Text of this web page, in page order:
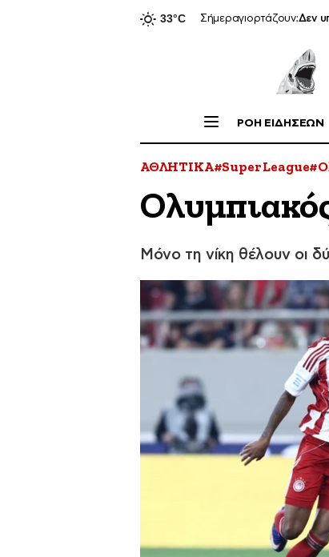
Σήμεραγιορτάζουν:Δεν
ΡΟΗ ΕΙΔΗΣΕΩΝ
ΑΘΛΗΤΙΚΑ#Super League
Μόνο τη νίκη θέλουν οι